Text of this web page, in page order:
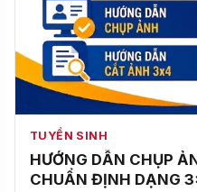
TUYỂN SINH
HƯỚNG DẪN CHỤP
CHUẨN ĐỊNH DẠNG